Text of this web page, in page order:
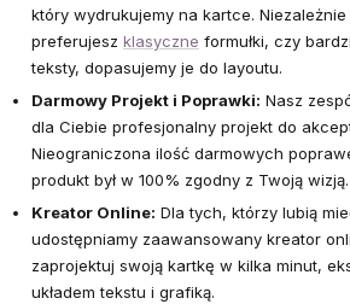
który wydrukujemy na kartce.
preferujesz klasyczne formułki, czy
teksty, dopasujemy je do layoutu.
Darmowy Projekt i Poprawki: Nasz
dla Ciebie profesjonalny projekt do
Nieograniczona ilość darmowych
produkt był w 100% zgodny z Twoją wizją.
Kreator Online: Dla tych, którzy lubią
udostępniamy zaawansowany kreator
zaprojektuj swoją kartkę w kilka minut,
układem tekstu i grafiką.